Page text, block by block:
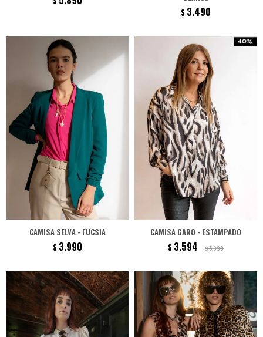
$ 3.490
CAMISA SELVA - FUCSIA
$ 3.990
CAMISA GARO - ESTAMPADO
$ 3.594 $5.990